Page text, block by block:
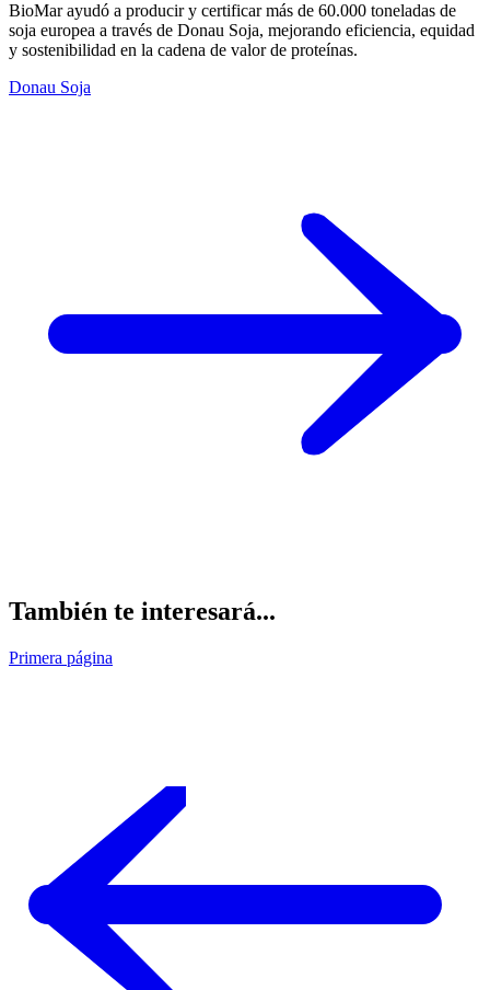
BioMar ayudó a producir y certificar más de 60.000 toneladas de
soja europea a través de Donau Soja, mejorando eficiencia, equidad
y sostenibilidad en la cadena de valor de proteínas.
Donau Soja
También te interesará...
Primera página